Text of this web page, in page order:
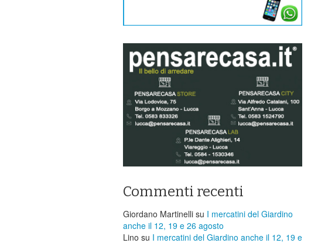
Commenti recenti
Giordano Martinelli su I mercatini del Giardino
anche il 12, 19 e 26 agosto
Lino su I mercatini del Giardino anche il 12, 19 e